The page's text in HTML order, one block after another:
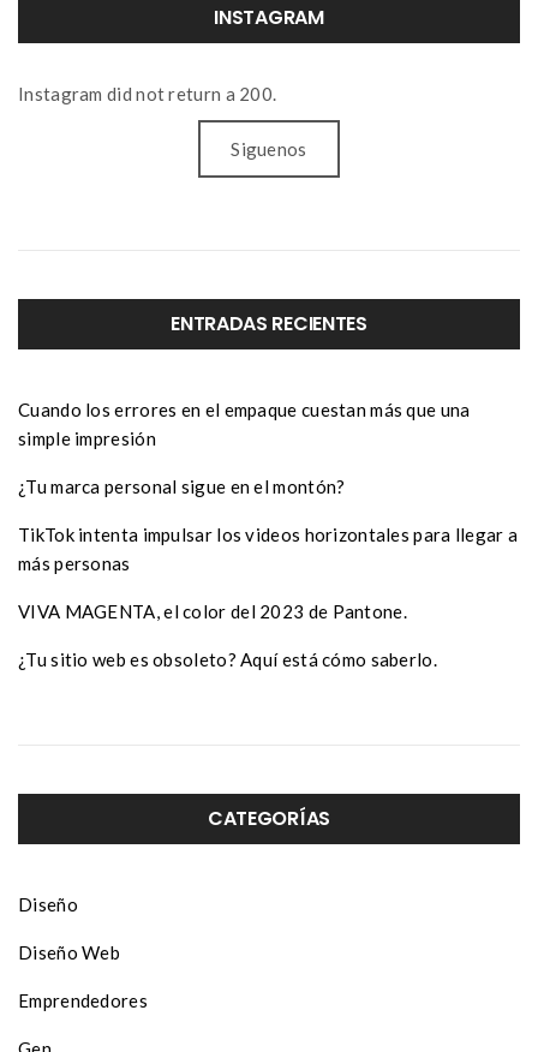
INSTAGRAM
Instagram did not return a 200.
Siguenos
ENTRADAS RECIENTES
Cuando los errores en el empaque cuestan más que una
simple impresión
¿Tu marca personal sigue en el montón?
TikTok intenta impulsar los videos horizontales para llegar a
más personas
VIVA MAGENTA, el color del 2023 de Pantone.
¿Tu sitio web es obsoleto? Aquí está cómo saberlo.
CATEGORÍAS
Diseño
Diseño Web
Emprendedores